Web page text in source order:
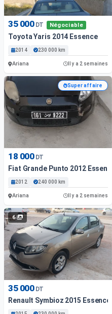
35 000 DT Négociable
Toyota Yaris 2014 Essence
2014 230 000 km
Ariana Il y a 2 semaines
Super affaire
18 000 DT
Fiat Grande Punto 2012 Essence
2012 240 000 km
Ariana Il y a 2 semaines
6
35 000 DT
Renault Symbioz 2015 Essence